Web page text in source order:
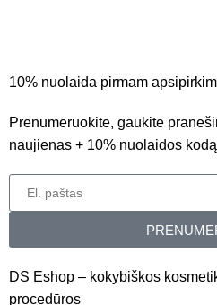
10% nuolaida pirmam
Prenumeruokite, gaukite
naujienas + 10% nuolaidos
DS Eshop – kokybiškos
procedūros